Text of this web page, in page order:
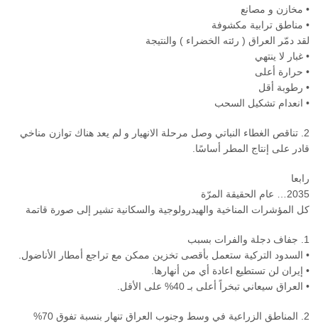
• مخازن و مصانع
• مناطق ترابية مكشوفة
لقد دمّر العراق ( رئته الخضراء ) والنتيجة
• غبار لا ينتهي
• حرارة أعلى
• رطوبة أقل
• انعدام تشكيل السحب
2. تناقص الغطاء النباتي وصل مرحلة الانهيار و لم يعد هناك توازن مناخي
قادر على إنتاج المطر أساسًا.
رابعا
2035… عام الحقيقة المرّة
كل المؤشرات المناخية والهيدرولوجية والسكانية تشير إلى صورة قاتمة
1. جفاف دجلة والفرات بسبب
• السدود التركية ستعمل بأقصى تخزين ممكن مع تراجع أمطار الأناضول.
• إيران لن تستطيع اعادة أي من أنهارها.
• العراق سيعاني تبخراً أعلى بـ ‎%‎40 على الأقل.
2. المناطق الزراعية في وسط وجنوب العراق تنهار بنسبة تفوق 70%